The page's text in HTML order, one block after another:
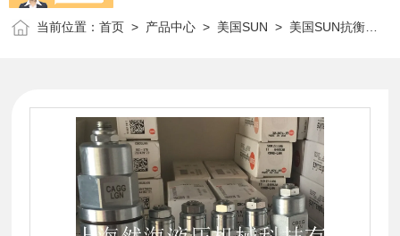
当前位置：首页 > 产品中心 > 美国SUN > 美国SUN抗衡阀